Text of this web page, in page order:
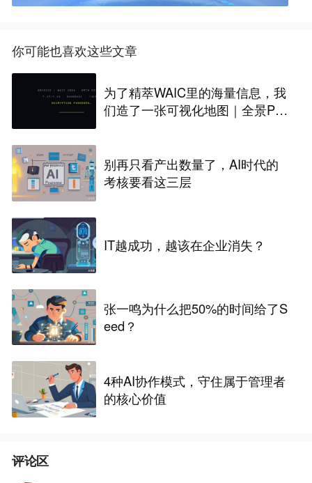
你可能也喜欢这些文章
为了精萃WAIC里的海量信息，我
们造了一张可视化地图｜全景PA
别再只看产出数量了，AI时代的
考核要看这三层
IT越成功，越该在企业消失？
张一鸣为什么把50%的时间给了S
eed？
4种AI协作模式，守住属于管理者
的核心价值
评论区